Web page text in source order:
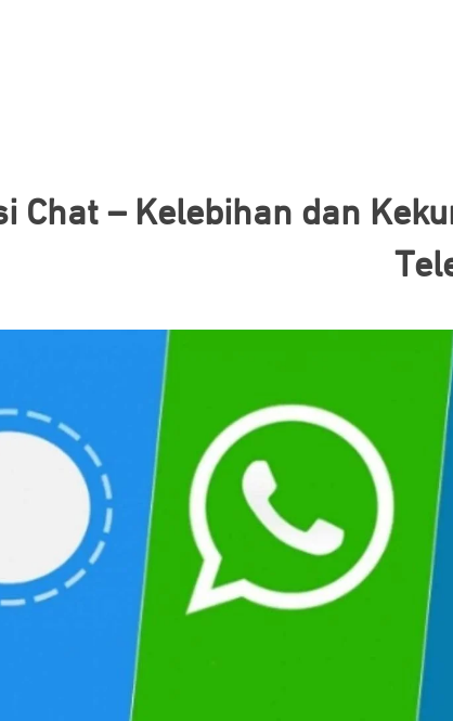
Chat – Kelebihan dan